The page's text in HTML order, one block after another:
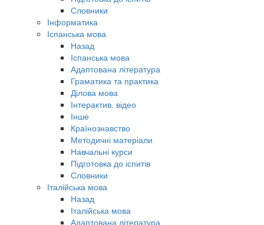
Словники
Інформатика
Іспанська мова
Назад
Іспанська мова
Адаптована література
Граматика та практика
Ділова мова
Інтерактив. відео
Інше
Країнознавство
Методичні матеріали
Навчальні курси
Підготовка до іспитів
Словники
Італійська мова
Назад
Італійська мова
Адаптована література